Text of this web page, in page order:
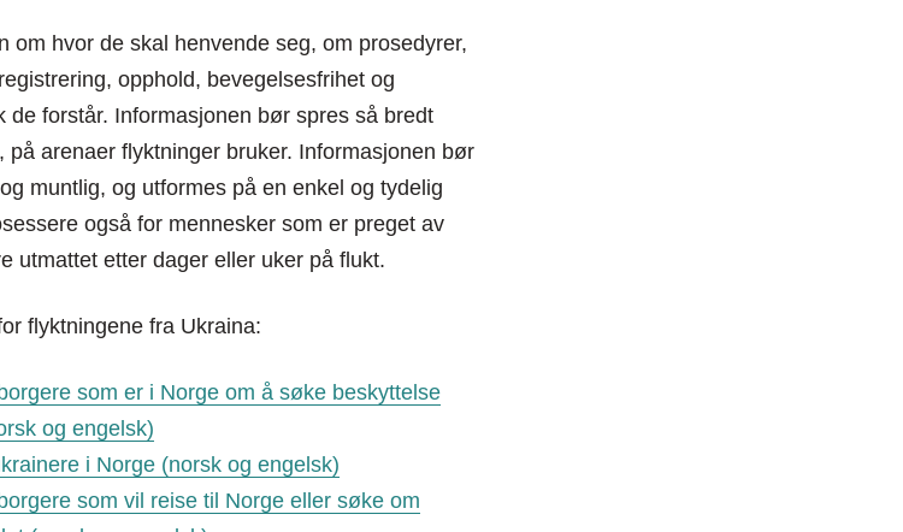
om hvor de skal henvende seg, om prosedyrer,
opphold, bevegelsesfrihet og
de forstår. Informasjonen bør spres så bredt
arenaer flyktninger bruker. Informasjonen bør
muntlig, og utformes på en enkel og tydelig
også for mennesker som er preget av
utmattet etter dager eller uker på flukt.
flyktningene fra Ukraina:
som er i Norge om å søke beskyttelse
og engelsk)
i Norge (norsk og engelsk)
som vil reise til Norge eller søke om